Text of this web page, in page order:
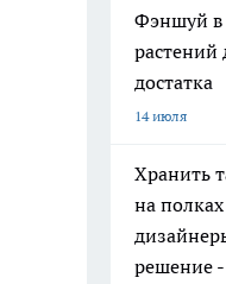
Фэншуй в
растений
достатка
14 июля
Хранить
на
решение